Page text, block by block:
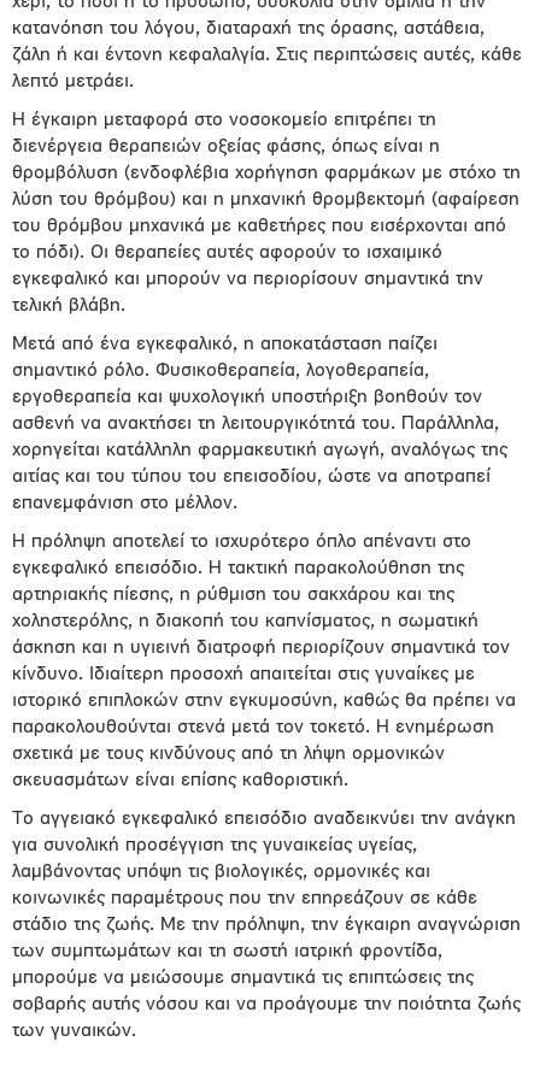
κατανόηση του λόγου, διαταραχή της όρασης, αστάθεια,
ζάλη ή και έντονη κεφαλαλγία. Στις περιπτώσεις αυτές, κάθε
λεπτό μετράει.
Η έγκαιρη μεταφορά στο νοσοκομείο επιτρέπει τη
διενέργεια θεραπειών οξείας φάσης, όπως είναι η
θρομβόλυση (ενδοφλέβια χορήγηση φαρμάκων με στόχο τη
λύση του θρόμβου) και η μηχανική θρομβεκτομή (αφαίρεση
του θρόμβου μηχανικά με καθετήρες που εισέρχονται από
το πόδι). Οι θεραπείες αυτές αφορούν το ισχαιμικό
εγκεφαλικό και μπορούν να περιορίσουν σημαντικά την
τελική βλάβη.
Μετά από ένα εγκεφαλικό, η αποκατάσταση παίζει
σημαντικό ρόλο. Φυσικοθεραπεία, λογοθεραπεία,
εργοθεραπεία και ψυχολογική υποστήριξη βοηθούν τον
ασθενή να ανακτήσει τη λειτουργικότητά του. Παράλληλα,
χορηγείται κατάλληλη φαρμακευτική αγωγή, αναλόγως της
αιτίας και του τύπου του επεισοδίου, ώστε να αποτραπεί
επανεμφάνιση στο μέλλον.
Η πρόληψη αποτελεί το ισχυρότερο όπλο απέναντι στο
εγκεφαλικό επεισόδιο. Η τακτική παρακολούθηση της
αρτηριακής πίεσης, η ρύθμιση του σακχάρου και της
χοληστερόλης, η διακοπή του καπνίσματος, η σωματική
άσκηση και η υγιεινή διατροφή περιορίζουν σημαντικά τον
κίνδυνο. Ιδιαίτερη προσοχή απαιτείται στις γυναίκες με
ιστορικό επιπλοκών στην εγκυμοσύνη, καθώς θα πρέπει να
παρακολουθούνται στενά μετά τον τοκετό. Η ενημέρωση
σχετικά με τους κινδύνους από τη λήψη ορμονικών
σκευασμάτων είναι επίσης καθοριστική.
Το αγγειακό εγκεφαλικό επεισόδιο αναδεικνύει την ανάγκη
για συνολική προσέγγιση της γυναικείας υγείας,
λαμβάνοντας υπόψη τις βιολογικές, ορμονικές και
κοινωνικές παραμέτρους που την επηρεάζουν σε κάθε
στάδιο της ζωής. Με την πρόληψη, την έγκαιρη αναγνώριση
των συμπτωμάτων και τη σωστή ιατρική φροντίδα,
μπορούμε να μειώσουμε σημαντικά τις επιπτώσεις της
σοβαρής αυτής νόσου και να προάγουμε την ποιότητα ζωής
των γυναικών.